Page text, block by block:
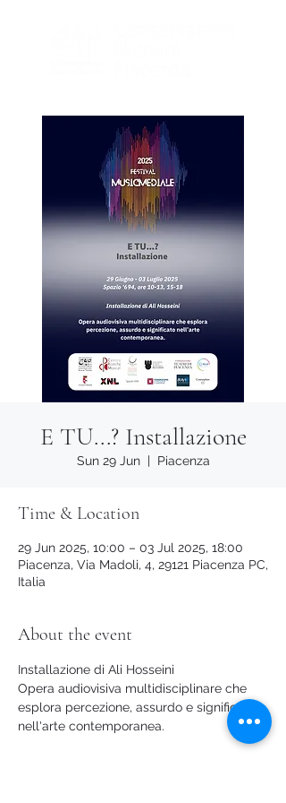
E TU...? Installazione
Sun 29 Jun
  |
Piacenza
Time & Location
29 Jun 2025, 10:00 – 03 Jul 2025, 18:00
Piacenza, Via Madoli, 4, 29121 Piacenza PC,
Italia
About the event
Installazione di Ali Hosseini
Opera audiovisiva multidisciplinare che
esplora percezione, assurdo e significato
nell'arte contemporanea.